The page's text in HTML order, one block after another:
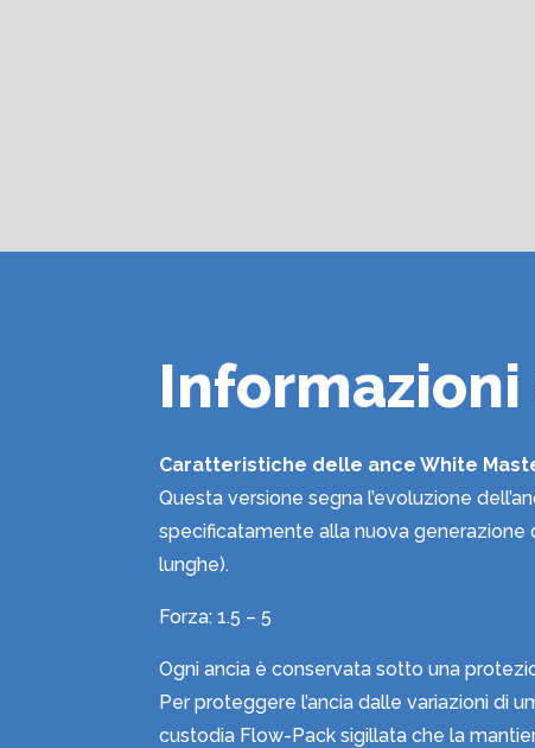
Caratteristiche delle ance White
Questa versione segna l’evoluzione
specificatamente alla nuova
lunghe).
Forza: 1.5 – 5
Ogni ancia è conservata sotto una
Per proteggere l’ancia dalle variazioni di
custodia Flow-Pack sigillata che la